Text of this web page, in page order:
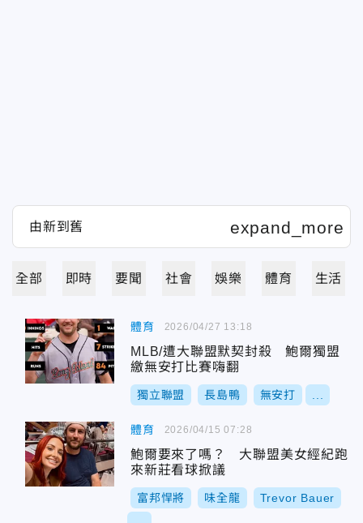
全部 即時 要聞 社會 娛樂 體育 生活
體育
MLB/遭大聯盟默契封殺 鮑爾獨盟
繳無安打比賽嗨翻
獨立聯盟 長島鴨 無安打
2026/04/27 13:18
體育
鮑爾要來了嗎？ 大聯盟美女經紀跑
來新莊看球掀議
富邦悍將 味全龍 Trevor Bauer
2026/04/15 07:28